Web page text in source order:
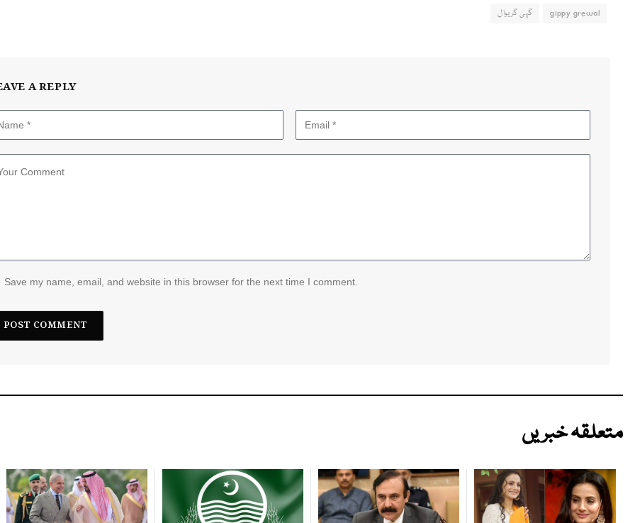
gippy grewal گپی گریوال
A REPLY
Save my name, email, and website in this browser for the next time I comment.
متعلقہ خبریں